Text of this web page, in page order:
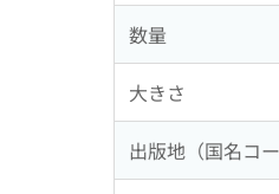
数量
大きさ
出版地（国名コー